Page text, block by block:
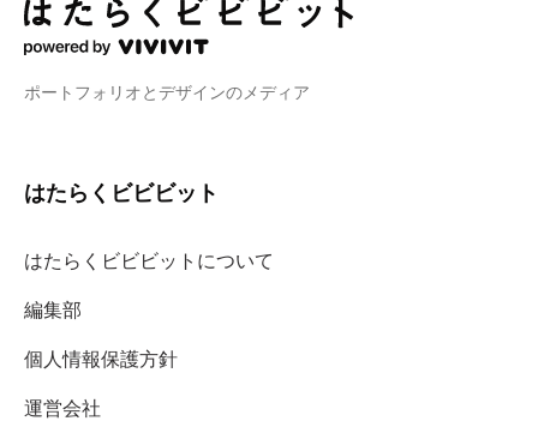
ポートフォリオとデザインのメディア
はたらくビビビット
はたらくビビビットについて
編集部
個人情報保護方針
運営会社